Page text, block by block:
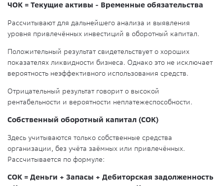
ЧОК = Текущие активы - Временные обязательства
Рассчитывают для дальнейшего анализа и выявления
уровня привлечённых инвестиций в оборотный капитал.
Положительный результат свидетельствует о хороших
показателях ликвидности бизнеса. Однако это не исключает
вероятность неэффективного использования средств.
Отрицательный результат говорит о высокой
рентабельности и вероятности неплатежеспособности.
Собственный оборотный капитал (СОК)
Здесь учитываются только собственные средства
организации, без учёта заёмных или привлечённых.
Рассчитывается по формуле:
СОК = Деньги + Запасы + Дебиторская задолженность